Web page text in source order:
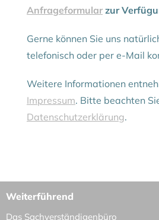
Anfrageformularzur
Gerne können Sie uns
telefonisch oder per e-Mail
Weitere Informationen
Impressum. Bitte beachten
Datenschutzerklärung.
Weiterführend
Das Sachverständigenbüro